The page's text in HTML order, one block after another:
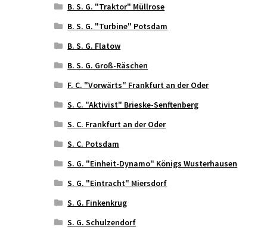
B. S. G. "Traktor" Müllrose
B. S. G. "Turbine" Potsdam
B. S. G. Flatow
B. S. G. Groß-Räschen
F. C. "Vorwärts" Frankfurt an der Oder
S. C. "Aktivist" Brieske-Senftenberg
S. C. Frankfurt an der Oder
S. C. Potsdam
S. G. "Einheit-Dynamo" Königs Wusterhausen
S. G. "Eintracht" Miersdorf
S. G. Finkenkrug
S. G. Schulzendorf